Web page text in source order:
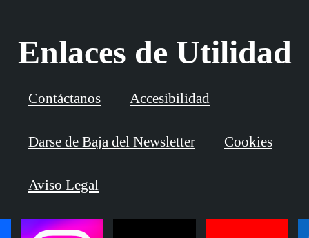
Enlaces de Utilidad
Contáctanos Accesibilidad
Darse de Baja del Newsletter Cookies
Aviso Legal